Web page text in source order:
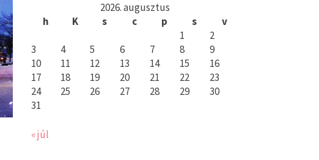
2026. augusztus
h
K s c p s
v
1
2
3
4 5 6 7 8
9
10
11 12 13 14 15
16
17
18 19 20 21 22
23
24
25 26 27 28 29
30
31
« júl